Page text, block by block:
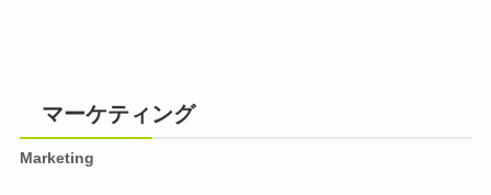
マーケティング
Marketing